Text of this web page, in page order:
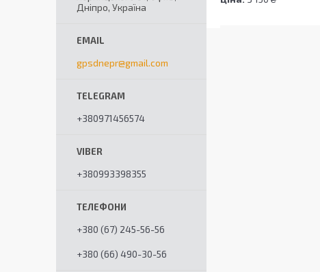
Дніпро, Україна
gpsdnepr@gmail.com
+380971456574
+380993398355
+380 (67) 245-56-56
+380 (66) 490-30-56